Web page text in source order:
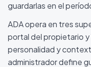
guardarlas en el
ADA opera en tres
portal del propietario
personalidad y
administrador define